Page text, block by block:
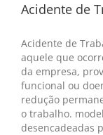
Acidente de
Acidente de
aquele que
da empresa,
funcional ou
redução
o trabalho.
desencadeadas